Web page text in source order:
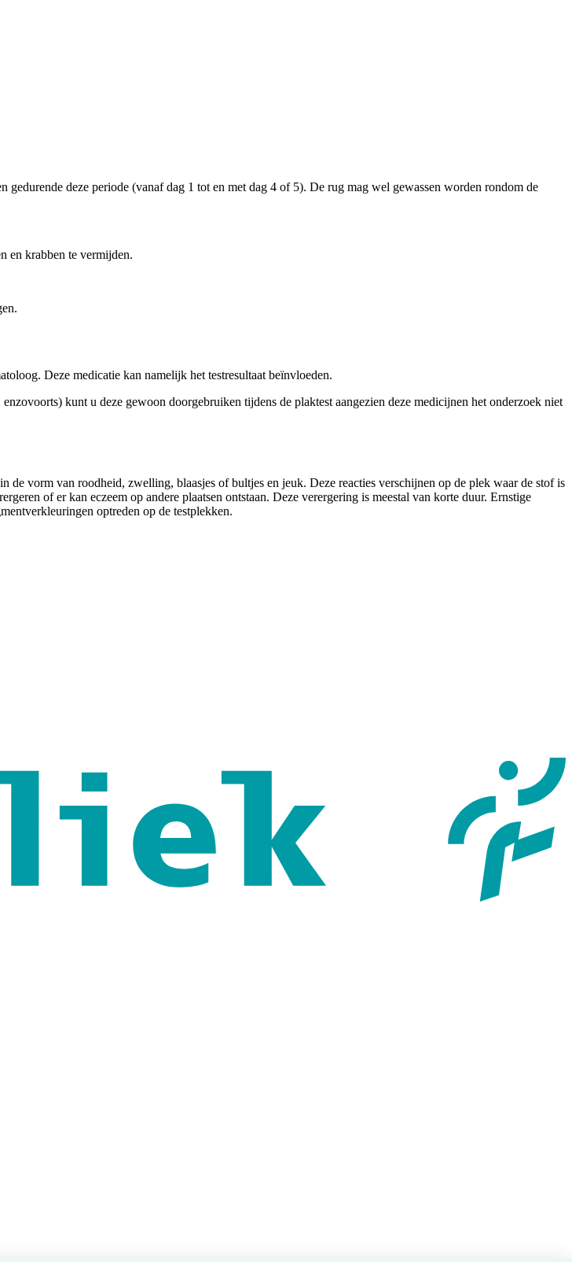
deze periode (vanaf dag 1 tot en met dag 4 of 5). De rug mag wel gewassen worden rondom de
en krabben te vermijden.
Deze medicatie kan namelijk het testresultaat beïnvloeden.
kunt u deze gewoon doorgebruiken tijdens de plaktest aangezien deze medicijnen het onderzoek niet
vorm van roodheid, zwelling, blaasjes of bultjes en jeuk. Deze reacties verschijnen op de plek waar de stof is
of er kan eczeem op andere plaatsen ontstaan. Deze verergering is meestal van korte duur. Ernstige
pigmentverkleuringen optreden op de testplekken.